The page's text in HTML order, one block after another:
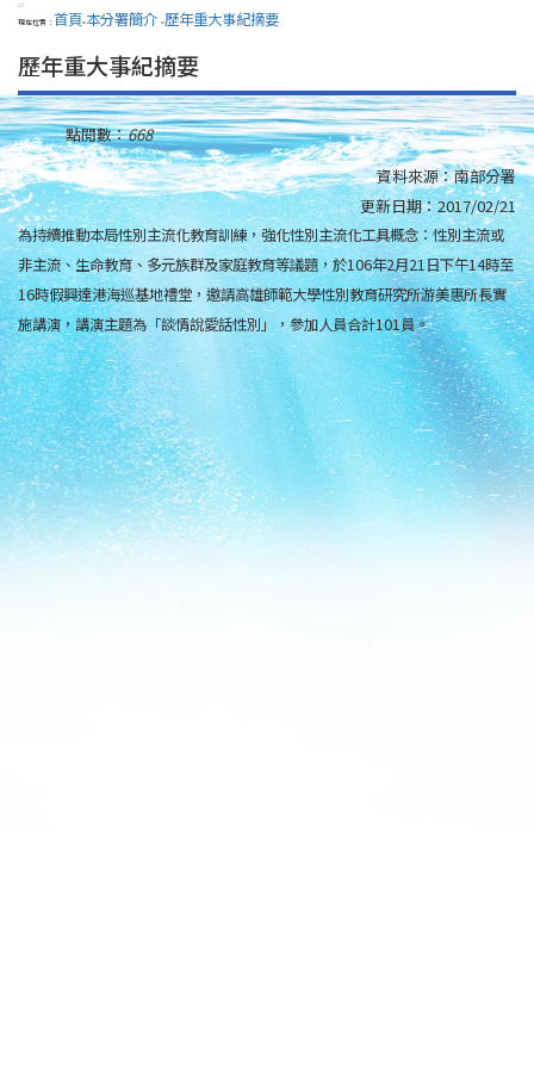
:::
現在位置： 首頁>本分署簡介 >歷年重大事紀摘要
歷年重大事紀摘要
點閱數：668
資料來源：南部分署
更新日期：2017/02/21
為持續推動本局性別主流化教育訓練，強化性別主流化工具概念：性別主流或
非主流、生命教育、多元族群及家庭教育等議題，於106年2月21日下午14時至
16時假興達港海巡基地禮堂，邀請高雄師範大學性別教育研究所游美惠所長實
施講演，講演主題為「談情說愛話性別」，參加人員合計101員。